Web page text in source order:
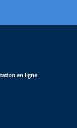
en ligne